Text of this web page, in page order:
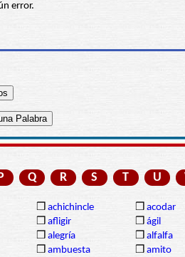
error.
Q R S T U
❒ achichincle ❒ acodar
❒ afligir ❒ ágil
❒ alegría ❒ alfalfa
❒ ambuesta ❒ amito